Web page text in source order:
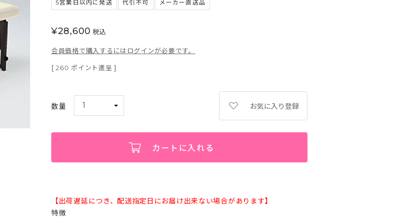
5営業日以内に発送 代引不可 メーカー直送品
¥28,600 税込
会員価格で購入するにはログインが必要です。
[ 260 ポイント進呈 ]
お気に入り登録
カートに入れる
【出荷遅延につき、配送指定日にお届け出来ない場合があります】
特徴